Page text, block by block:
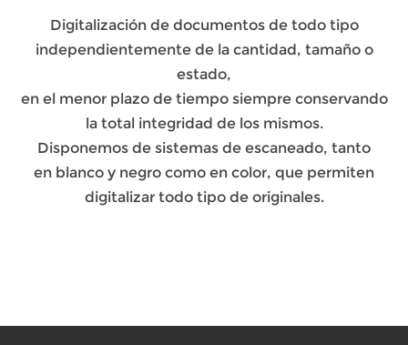
Digitalización de documentos de todo tipo
independientemente de la cantidad, tamaño o
estado,
en el menor plazo de tiempo siempre conservando
la total integridad de los mismos.
Disponemos de sistemas de escaneado, tanto
en blanco y negro como en color, que permiten
digitalizar todo tipo de originales.